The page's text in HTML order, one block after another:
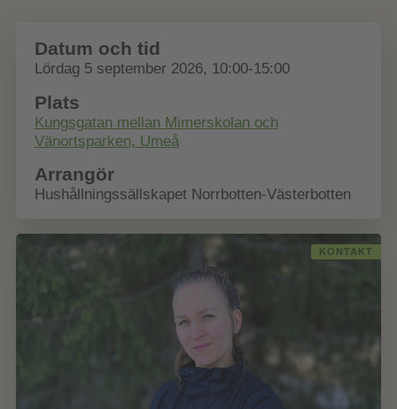
Datum och tid
Lördag 5 september 2026, 10:00-15:00
Plats
Kungsgatan mellan Mimerskolan och
Vänortsparken, Umeå
Arrangör
Hushållningssällskapet Norrbotten-Västerbotten
KONTAKT